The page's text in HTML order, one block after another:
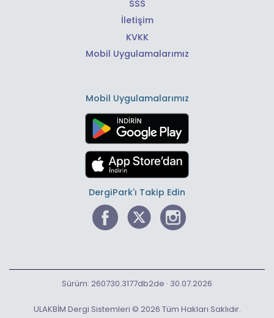
SSS
İletişim
KVKK
Mobil Uygulamalarımız
Mobil Uygulamalarımız
DergiPark'ı Takip Edin
ULAKBİM Dergi Sistemleri © 2026 Tüm Hakları Saklıdır.
Sürüm: 260730.3177db2de · 30.07.2026